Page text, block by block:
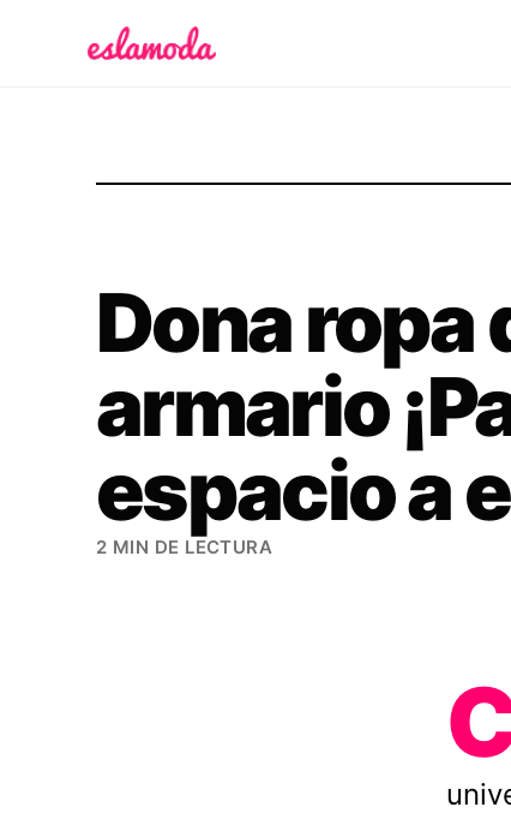
Dona ropa
armario
espacio a
2 MIN DE LECTURA